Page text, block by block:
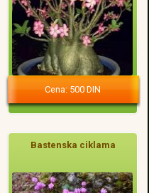
Cena: 500 DIN
Bastenska ciklama